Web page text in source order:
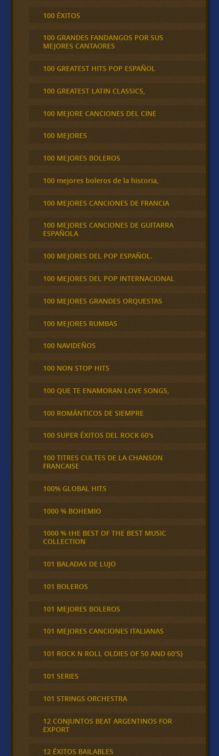
100 ÉXITOS
100 GRANDES FANDANGOS POR SUS
MEJORES CANTAORES
100 GREATEST HITS POP ESPAÑOL
100 GREATEST LATIN CLASSICS,
100 MEJORE CANCIONES DEL CINE
100 MEJORES
100 MEJORES BOLEROS
100 mejores boleros de la historia,
100 MEJORES CANCIONES DE FRANCIA
100 MEJORES CANCIONES DE GUITARRA
ESPAÑOLA
100 MEJORES DEL POP ESPAÑOL.
100 MEJORES DEL POP INTERNACIONAL
100 MEJORES GRANDES ORQUESTAS
100 MEJORES RUMBAS
100 NAVIDEÑOS
100 NON STOP HITS
100 QUE TE ENAMORAN LOVE SONGS,
100 ROMÁNTICOS DE SIEMPRE
100 SUPER ÉXITOS DEL ROCK 60's
100 TITRES CULTES DE LA CHANSON
FRANCAISE
100% GLOBAL HITS
1000 % BOHEMIO
1000 % tHE BEST OF THE BEST MUSIC
COLLECTION
101 BALADAS DE LUJO
101 BOLEROS
101 MEJORES BOLEROS
101 MEJORES CANCIONES ITALIANAS
101 ROCK N ROLL OLDIES OF 50 AND 60'S}
101 SERIES
101 STRINGS ORCHESTRA
12 CONJUNTOS BEAT ARGENTINOS FOR
EXPORT
12 ÉXITOS BAILABLES